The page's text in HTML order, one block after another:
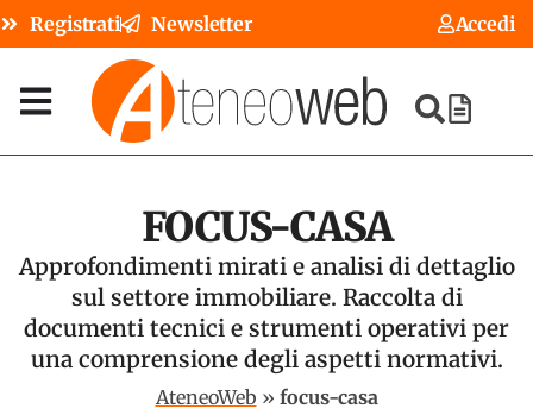
Registrati Newsletter Accedi
FOCUS-CASA
Approfondimenti mirati e analisi di dettaglio
sul settore immobiliare. Raccolta di
documenti tecnici e strumenti operativi per
una comprensione degli aspetti normativi.
AteneoWeb » focus-casa